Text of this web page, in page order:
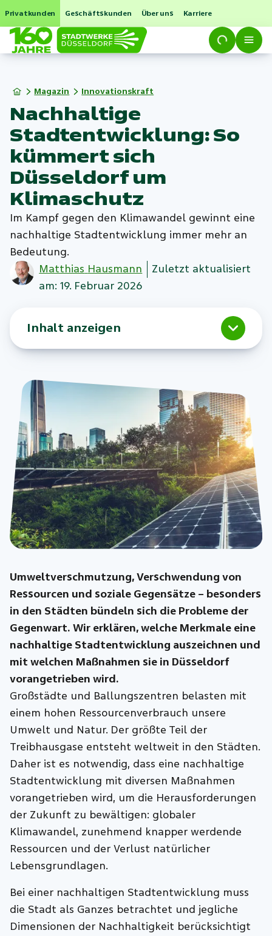
Privatkunden Geschäftskunden Über uns Karriere
Magazin Innovationskraft
Nachhaltige
Stadtentwicklung: So
kümmert sich
Düsseldorf um
Klimaschutz
Im Kampf gegen den Klimawandel gewinnt eine
nachhaltige Stadtentwicklung immer mehr an
Bedeutung.
Matthias Hausmann
Zuletzt aktualisiert
am: 19. Februar 2026
Inhalt anzeigen
Umweltverschmutzung, Verschwendung von
Ressourcen und soziale Gegensätze – besonders
in den Städten bündeln sich die Probleme der
Gegenwart. Wir erklären, welche Merkmale eine
nachhaltige Stadtentwicklung auszeichnen und
mit welchen Maßnahmen sie in Düsseldorf
vorangetrieben wird.
Großstädte und Ballungszentren belasten mit
einem hohen Ressourcenverbrauch unsere
Umwelt und Natur. Der größte Teil der
Treibhausgase entsteht weltweit in den Städten.
Daher ist es notwendig, dass eine nachhaltige
Stadtentwicklung mit diversen Maßnahmen
vorangetrieben wird, um die Herausforderungen
der Zukunft zu bewältigen: globaler
Klimawandel, zunehmend knapper werdende
Ressourcen und der Verlust natürlicher
Lebensgrundlagen.
Bei einer nachhaltigen Stadtentwicklung muss
die Stadt als Ganzes betrachtet und jegliche
Dimensionen der Nachhaltigkeit berücksichtigt